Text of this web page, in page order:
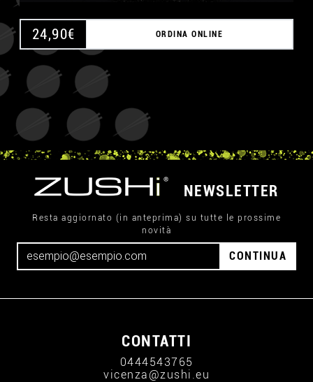
24,90€ ORDINA ONLINE
NEWSLETTER
Resta aggiornato (in anteprima) su tutte le prossime
novità
CONTINUA
CONTATTI
0444543765
vicenza@zushi.eu